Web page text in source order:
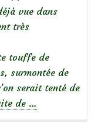
vue dans
très
touffe de
surmontée de
serait tenté de
de à
…